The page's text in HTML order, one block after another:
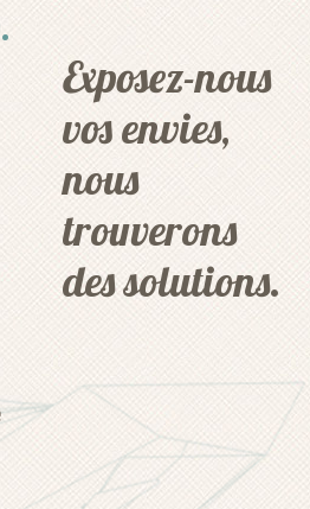
Exposez-nous
vos envies,
nous
trouverons
des solutions.